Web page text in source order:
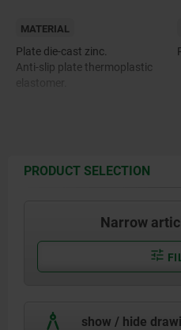
MATERIAL
Plate die-cast zinc.
Anti-slip plate thermoplastic
PRODUCT SELECTION
Narrow
show / hide